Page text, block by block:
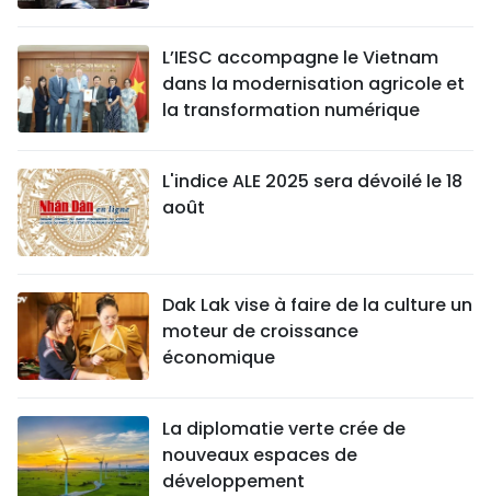
L’IESC accompagne le Vietnam
dans la modernisation agricole et
la transformation numérique
L'indice ALE 2025 sera dévoilé le 18
août
Dak Lak vise à faire de la culture un
moteur de croissance
économique
La diplomatie verte crée de
nouveaux espaces de
développement